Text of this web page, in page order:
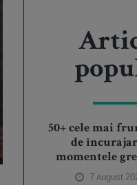
50+ cele mai
de
momentele
7 August